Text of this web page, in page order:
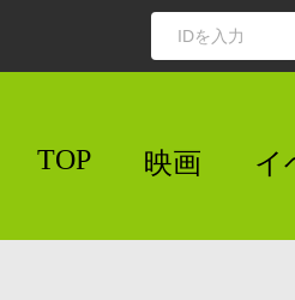
TOP 映画 イ